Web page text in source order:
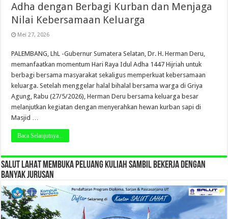
Adha dengan Berbagi Kurban dan Menjaga
Nilai Kebersamaan Keluarga
Mei 27, 2026
PALEMBANG, LhL -Gubernur Sumatera Selatan, Dr. H. Herman Deru,
memanfaatkan momentum Hari Raya Idul Adha 1447 Hijriah untuk
berbagi bersama masyarakat sekaligus memperkuat kebersamaan
keluarga. Setelah menggelar halal bihalal bersama warga di Griya
Agung, Rabu (27/5/2026), Herman Deru bersama keluarga besar
melanjutkan kegiatan dengan menyerahkan hewan kurban sapi di
Masjid …
Baca Selanjutnya...
SALUT LAHAT MEMBUKA PELUANG KULIAH SAMBIL BEKERJA DENGAN
BANYAK JURUSAN